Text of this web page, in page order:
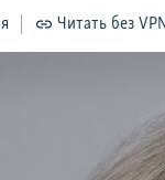
Читать без